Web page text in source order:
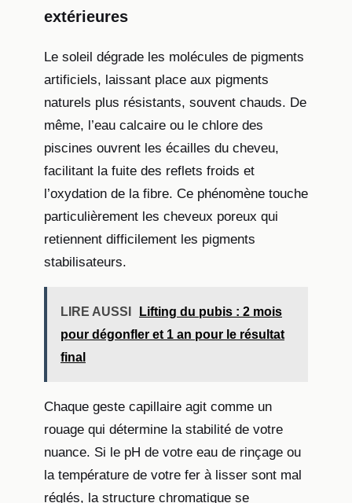
extérieures
Le soleil dégrade les molécules de pigments
artificiels, laissant place aux pigments
naturels plus résistants, souvent chauds. De
même, l’eau calcaire ou le chlore des
piscines ouvrent les écailles du cheveu,
facilitant la fuite des reflets froids et
l’oxydation de la fibre. Ce phénomène touche
particulièrement les cheveux poreux qui
retiennent difficilement les pigments
stabilisateurs.
LIRE AUSSI
Lifting du pubis : 2 mois
pour dégonfler et 1 an pour le résultat
final
Chaque geste capillaire agit comme un
rouage qui détermine la stabilité de votre
nuance. Si le pH de votre eau de rinçage ou
la température de votre fer à lisser sont mal
réglés, la structure chromatique se